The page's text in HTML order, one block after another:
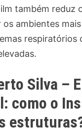
também reduz
os ambientes
respiratórios
Silva –
como o